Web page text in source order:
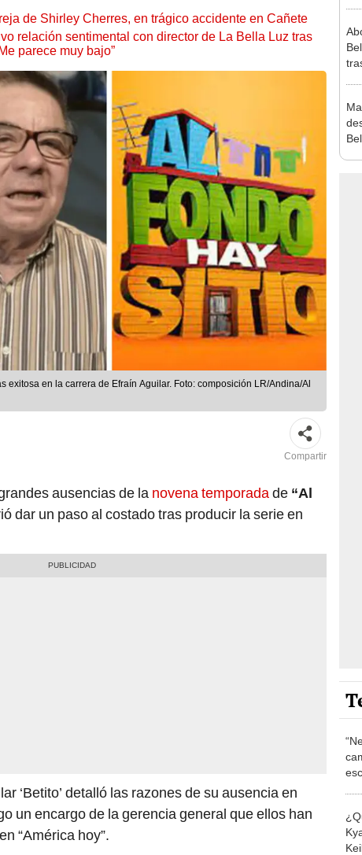
de Shirley Cherres, en trágico accidente en Cañete
relación sentimental con director de La Bella Luz tras
parece muy bajo”
exitosa en la carrera de Efraín Aguilar. Foto: composición LR/Andina/Al
Compartir
ausencias de la novena temporadade “Al
dar un paso al costado tras producir la serie en
‘Betito’ detalló las razones de su ausencia en
un encargo de la gerencia general que ellos han
“América hoy”.